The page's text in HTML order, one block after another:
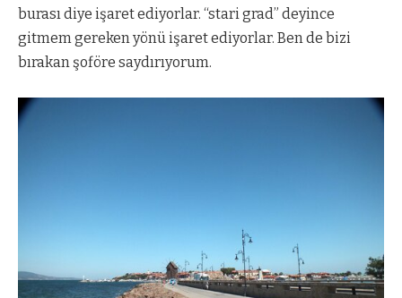
burası diye işaret ediyorlar. “stari grad” deyince
gitmem gereken yönü işaret ediyorlar. Ben de bizi
bırakan şoföre saydırıyorum.